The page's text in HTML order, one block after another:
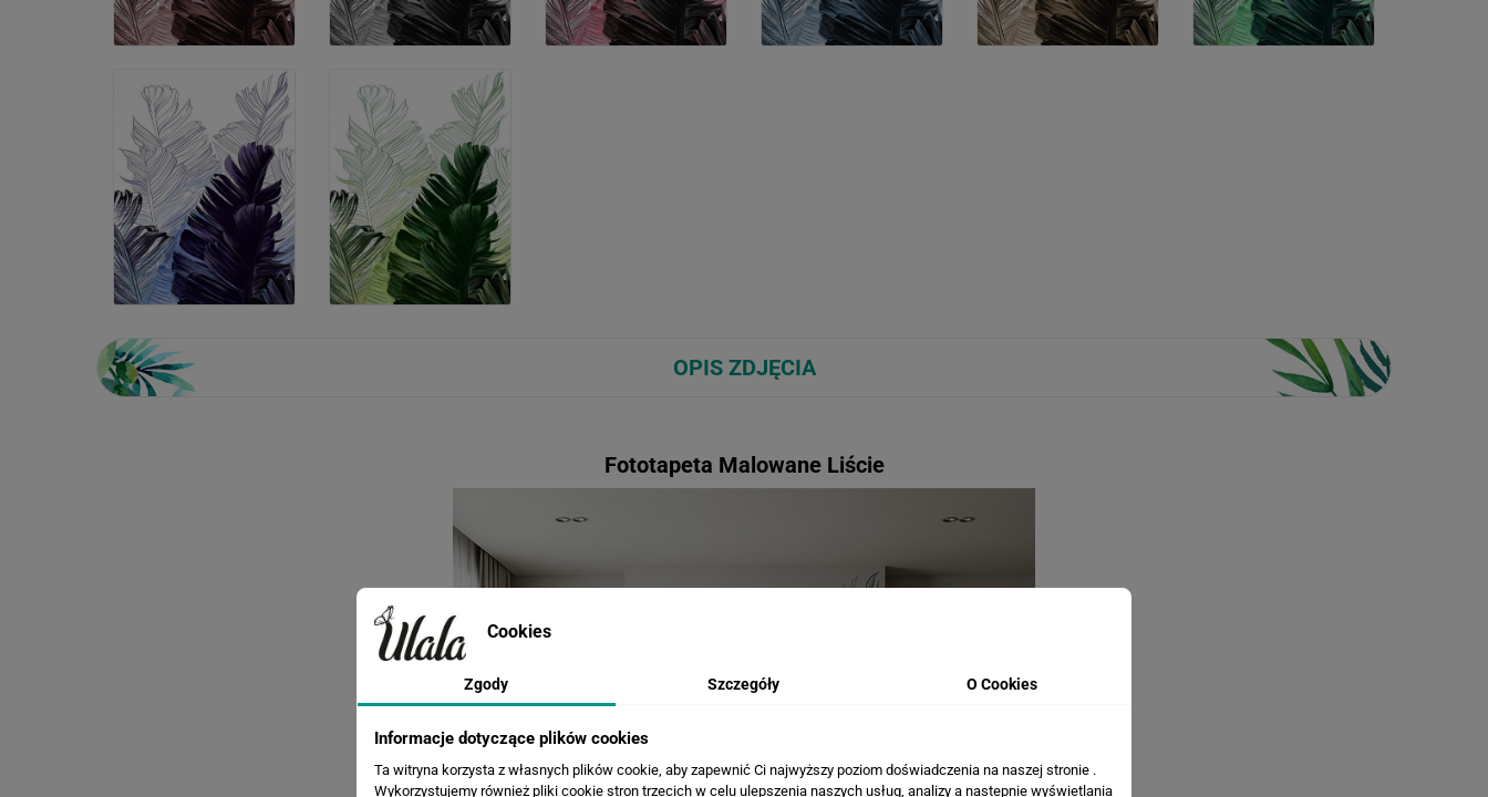
OPIS ZDJĘCIA
Fototapeta Malowane Liście
Cookies
Zgody Szczegóły O Cookies
Informacje dotyczące plików cookies
Ta witryna korzysta z własnych plików cookie, aby zapewnić Ci najwyższy poziom doświadczenia na naszej stronie .
Wykorzystujemy również pliki cookie stron trzecich w celu ulepszenia naszych usług, analizy a nastepnie wyświetlania